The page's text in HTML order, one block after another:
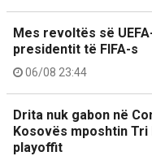
Mes revoltës së
presidentit të FIFA-s
06/08 23:44
Drita nuk gabon në
Kosovës mposhtin Tri
playoffit